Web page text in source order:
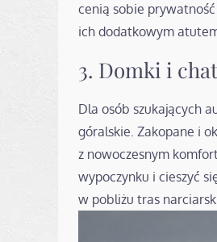
cenią sobie
ich dodatkowym
3. Domki i
Dla osób szukających
góralskie. Zakopane i
z nowoczesnym
wypoczynku i cieszyć
w pobliżu tras